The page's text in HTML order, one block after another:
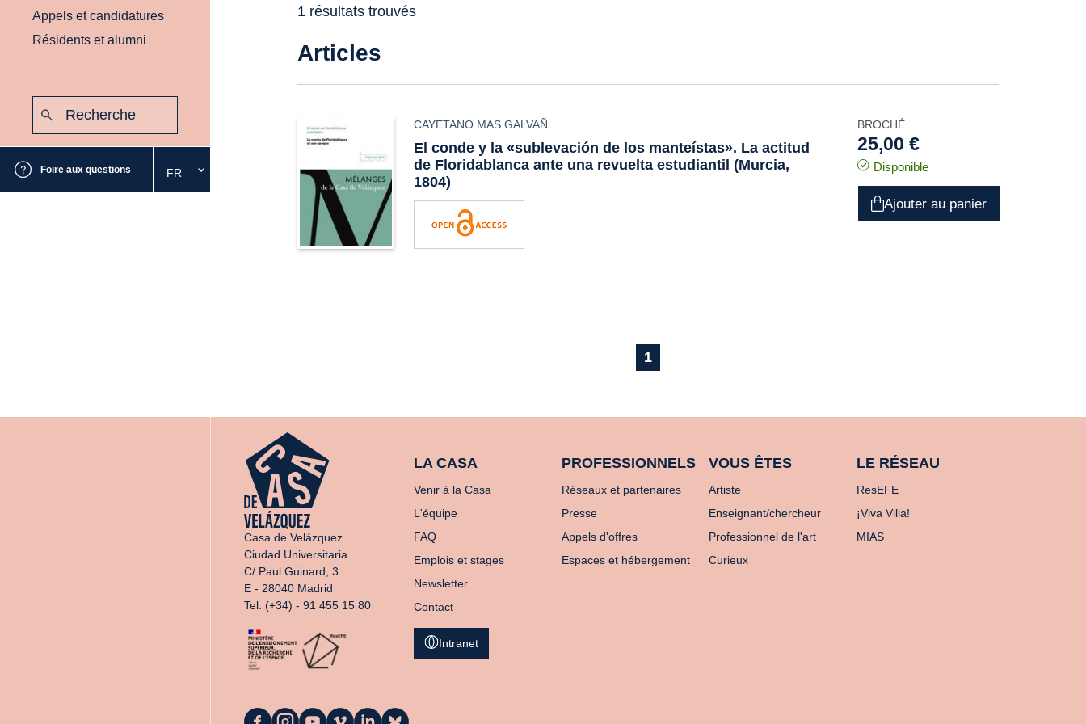
Appels et candidatures
Résidents et alumni
Foire aux questions
Sélectionnez
la
FR
1 résultats trouvés
Articles
CAYETANO MAS GALVAÑ
El conde y la «sublevación de los manteístas». La actitud
de Floridablanca ante una revuelta estudiantil (Murcia,
1804)
BROCHÉ
25,00 €
Disponible
Ajouter au panier
1
Casa de Velázquez
Ciudad Universitaria
C/ Paul Guinard, 3
E - 28040 Madrid
Tel. (+34) - 91 455 15 80
LA CASA
Venir à la Casa
L'équipe
FAQ
Emplois et stages
Newsletter
Contact
PROFESSIONNELS
Réseaux et partenaires
Presse
Appels d'offres
Espaces et hébergement
VOUS ÊTES
Artiste
Enseignant/chercheur
Professionnel de l'art
Curieux
LE RÉSEAU
ResEFE
¡Viva Villa!
MIAS
Intranet